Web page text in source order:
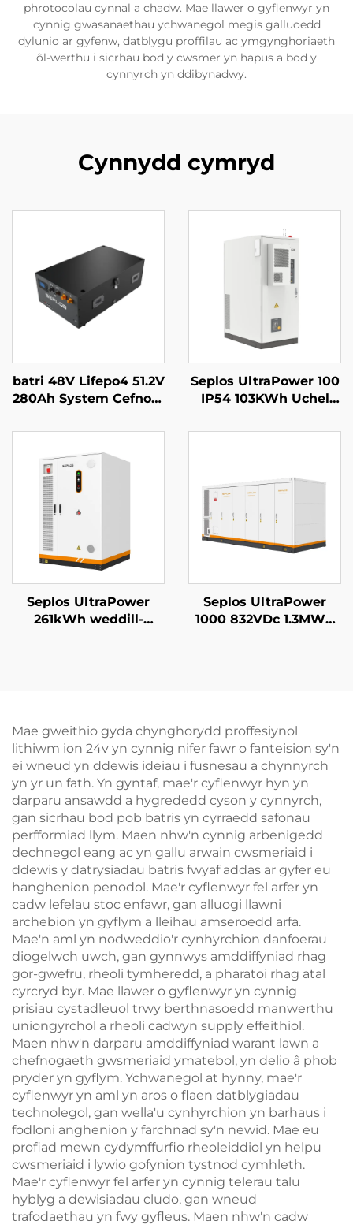
phrotocolau cynnal a chadw. Mae llawer o gyflenwyr yn
cynnig gwasanaethau ychwanegol megis galluoedd
dylunio ar gyfenw, datblygu proffilau ac ymgynghoriaeth
ôl-werthu i sicrhau bod y cwsmer yn hapus a bod y
cynnyrch yn ddibynadwy.
Cynnydd cymryd
batri 48V Lifepo4 51.2V
280Ah System Cefnogi
14kWh Batri Solar
Seplos
Seplos UltraPower 100
IP54 103KWh Uchel
Gomercial System
Seplos UltraPower
261kWh weddill-
Storio Ynni Diwydiant
Seplos UltraPower
1000 832VDc 1.3MWh
Mae gweithio gyda chynghorydd proffesiynol
lithiwm ion 24v yn cynnig nifer fawr o fanteision sy'n
ei wneud yn ddewis ideiau i fusnesau a chynnyrch
yn yr un fath. Yn gyntaf, mae'r cyflenwyr hyn yn
darparu ansawdd a hygrededd cyson y cynnyrch,
gan sicrhau bod pob batris yn cyrraedd safonau
perfformiad llym. Maen nhw'n cynnig arbenigedd
dechnegol eang ac yn gallu arwain cwsmeriaid i
ddewis y datrysiadau batris fwyaf addas ar gyfer eu
hanghenion penodol. Mae'r cyflenwyr fel arfer yn
cadw lefelau stoc enfawr, gan alluogi llawni
archebion yn gyflym a lleihau amseroedd arfa.
Mae'n aml yn nodweddio'r cynhyrchion danfoerau
diogelwch uwch, gan gynnwys amddiffyniad rhag
gor-gwefru, rheoli tymheredd, a pharatoi rhag atal
cyrcryd byr. Mae llawer o gyflenwyr yn cynnig
prisiau cystadleuol trwy berthnasoedd manwerthu
uniongyrchol a rheoli cadwyn supply effeithiol.
Maen nhw'n darparu amddiffyniad warant lawn a
chefnogaeth gwsmeriaid ymatebol, yn delio â phob
pryder yn gyflym. Ychwanegol at hynny, mae'r
cyflenwyr yn aml yn aros o flaen datblygiadau
technolegol, gan wella'u cynhyrchion yn barhaus i
fodloni anghenion y farchnad sy'n newid. Mae eu
profiad mewn cydymffurfio rheoleiddiol yn helpu
cwsmeriaid i lywio gofynion tystnod cymhleth.
Mae'r cyflenwyr fel arfer yn cynnig telerau talu
hyblyg a dewisiadau cludo, gan wneud
trafodaethau yn fwy gyfleus. Maen nhw'n cadw